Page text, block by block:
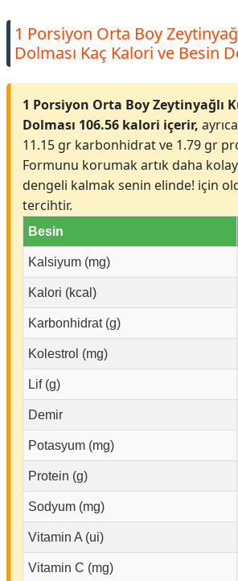
1 Porsiyon Orta Boy
Dolması Kaç Kalori ve Besin
1 Porsiyon Orta Boy Zeytinyağlı
Dolması 106.56 kalori içerir,
11.15 gr karbonhidrat ve 1.79 gr
Formunu korumak artık daha
dengeli kalmak senin elinde! için
tercihtir.
Besin
Kalsiyum (mg)
Kalori (kcal)
Karbonhidrat (g)
Kolestrol (mg)
Lif (g)
Demir
Potasyum (mg)
Protein (g)
Sodyum (mg)
Vitamin A (ui)
Vitamin C (mg)